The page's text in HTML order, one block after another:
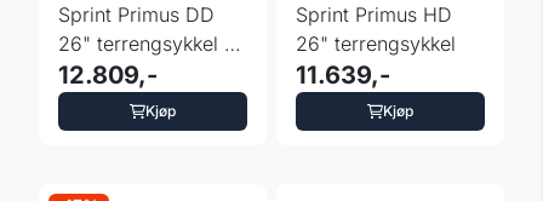
Sprint Primus DD
26" terrengsykkel -
blå
12.809,-
Kjøp
Sprint Primus HD
26" terrengsykkel
11.639,-
Kjøp